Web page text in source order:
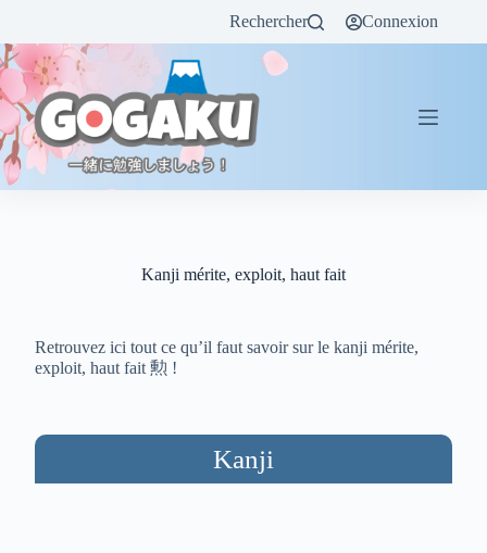
Rechercher Connexion
Kanji mérite, exploit, haut fait
Retrouvez ici tout ce qu’il faut savoir sur le kanji mérite,
exploit, haut fait 勲 !
Kanji